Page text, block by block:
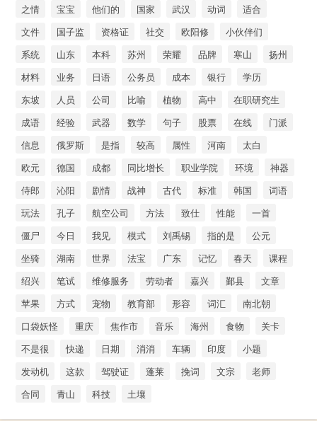
之情
宝宝 他们的 国家 武汉 动词
适合
文件
国子监 资格证 社交 欧阳修
小伙伴们
系统
山东 本科 苏州 荣耀 品牌 寒山
扬州
材料
业务 日语 公务员 成本 银行
学历
东坡
人员 公司 比喻 植物 高中
在职研究生
成语
经验 武器 数学 句子 股票 在线
门派
信息
俄罗斯 是指 较高 属性 河南
太白
欧元
德国 成都 同比增长 职业学院 环境
神器
侍郎
沁阳 剧情 战神 古代 标准 韩国
词语
玩法
孔子 航空公司 方法 致仕 性能
一首
僵尸
今日 我见 模式 刘禹锡 指的是
公元
坐骑
湖南 世界 法宝 广东 记忆 春天
课程
绍兴
笔试 维修服务 劳动者 嘉兴 鄞县
文章
苹果
方式 宠物 教育部 形容 词汇
南北朝
口袋妖怪
重庆 焦作市 音乐 海州 食物
关卡
不是很
快递 日期 消消 车辆 印度
小题
发动机
这款 驾驶证 蓬莱 挽词 文宗
老师
合同
青山 科技 土壤